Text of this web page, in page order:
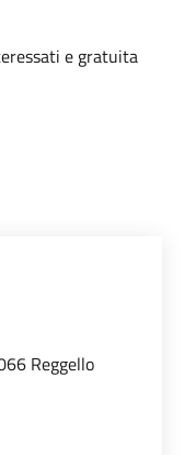
e gratuita
Reggello